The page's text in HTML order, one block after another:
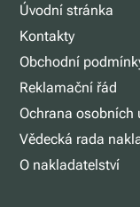
Úvodní stránka
Kontakty
Obchodní
Reklamační řád
Ochrana osobních
Vědecká rada
O nakladatelství